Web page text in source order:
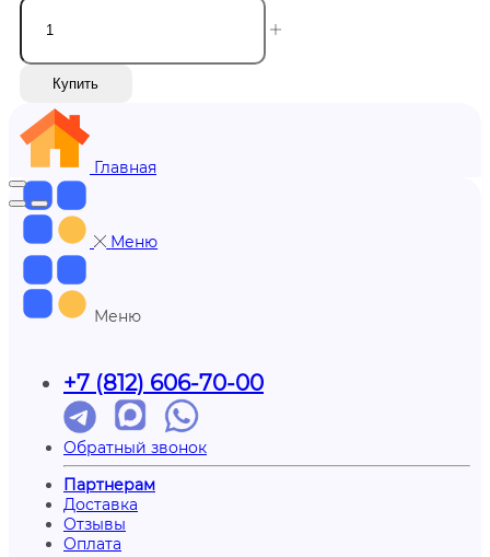
Купить
Главная
Меню
Меню
+7 (812) 606-70-00
Обратный звонок
Партнерам
Доставка
Отзывы
Оплата